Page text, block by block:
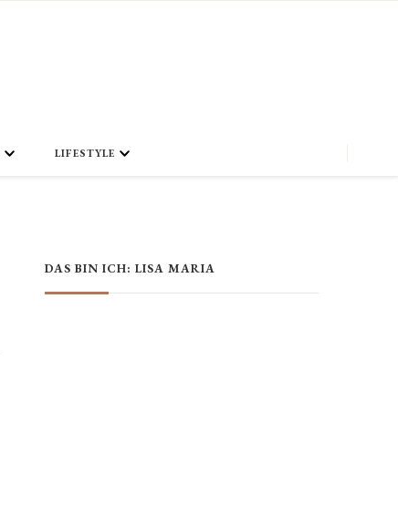
LIFESTYLE
DAS BIN ICH: LISA MARIA